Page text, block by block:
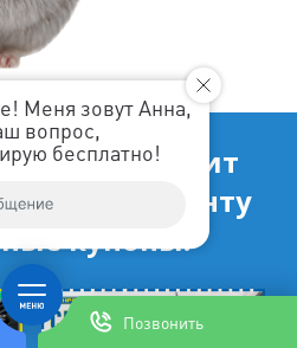
Позвонить
Меня зовут Анна,
вопрос,
бесплатно!дарит
клиенту
купоны!